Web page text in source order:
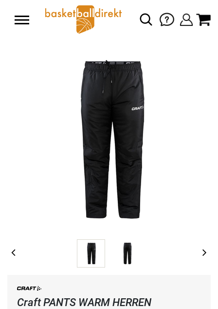
Craft PANTS WARM HERREN